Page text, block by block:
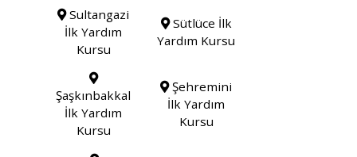
Sultangazi
İlk Yardım
Kursu
Sütlüce İlk
Yardım Kursu
Şaşkınbakkal
İlk Yardım
Kursu
Şehremini
İlk Yardım
Kursu